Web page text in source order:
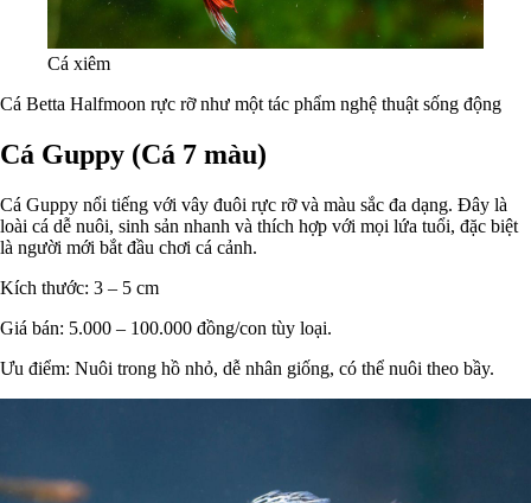
Cá xiêm
Cá Betta Halfmoon rực rỡ như một tác phẩm nghệ thuật sống động
Cá Guppy (Cá 7 màu)
Cá Guppy nổi tiếng với vây đuôi rực rỡ và màu sắc đa dạng. Đây là
loài cá dễ nuôi, sinh sản nhanh và thích hợp với mọi lứa tuổi, đặc biệt
là người mới bắt đầu chơi cá cảnh.
Kích thước: 3 – 5 cm
Giá bán: 5.000 – 100.000 đồng/con tùy loại.
Ưu điểm: Nuôi trong hồ nhỏ, dễ nhân giống, có thể nuôi theo bầy.